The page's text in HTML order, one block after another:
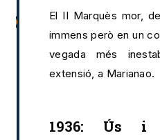
El II Marquès mor,
immens però en un
vegada més
extensió, a Marianao.
1936: Ús i